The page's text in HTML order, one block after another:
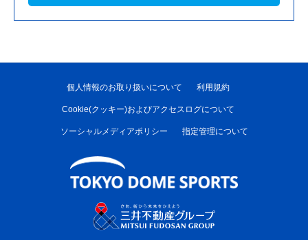
個人情報のお取り扱いについて 利用規約
Cookie(クッキー)およびアクセスログについて
ソーシャルメディアポリシー 指定管理について